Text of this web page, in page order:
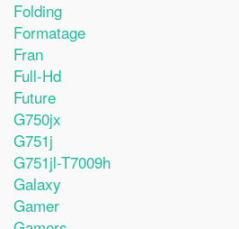
Folding
Formatage
Fran
Full-Hd
Future
G750jx
G751j
G751jl-T7009h
Galaxy
Gamer